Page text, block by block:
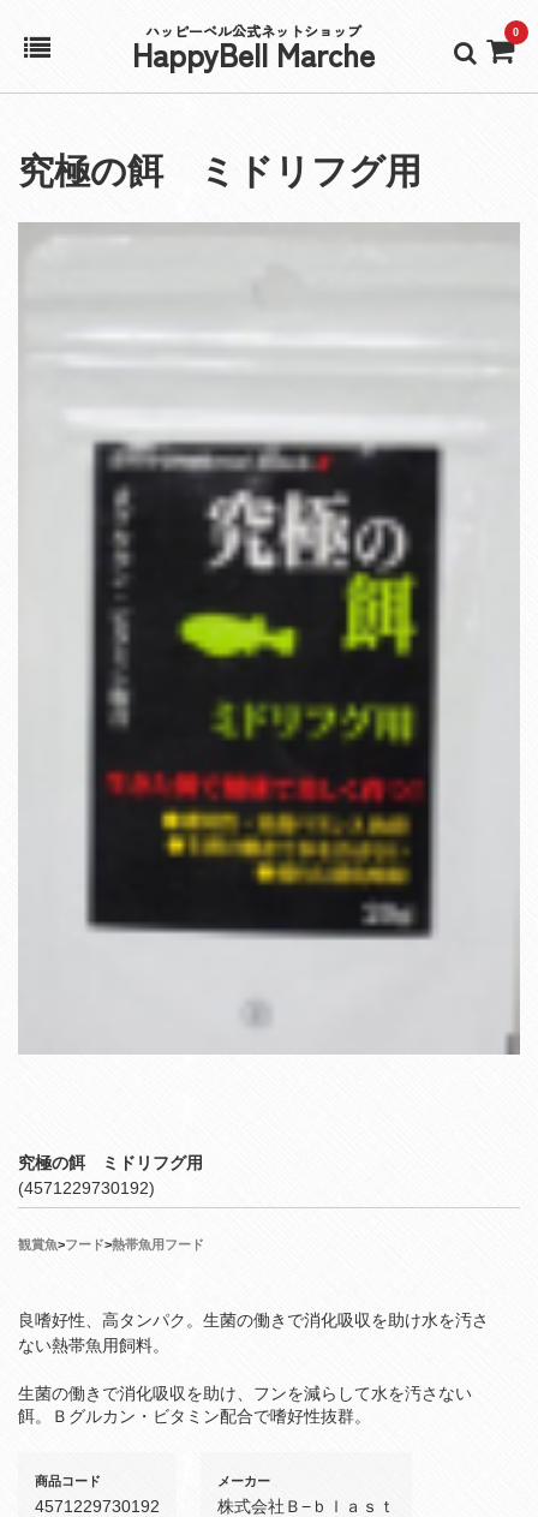
ハッピーベル公式ネットショップ
HappyBell Marche 0
アカウント
カート
究極の餌 ミドリフグ用
究極の餌 ミドリフグ用
(4571229730192)
観賞魚>フード>熱帯魚用フード
良嗜好性、高タンパク。生菌の働きで消化吸収を助け水を汚さ
ない熱帯魚用飼料。
生菌の働きで消化吸収を助け、フンを減らして水を汚さない
餌。Ｂグルカン・ビタミン配合で嗜好性抜群。
商品コード
4571229730192
メーカー
株式会社Ｂ−ｂｌａｓｔ